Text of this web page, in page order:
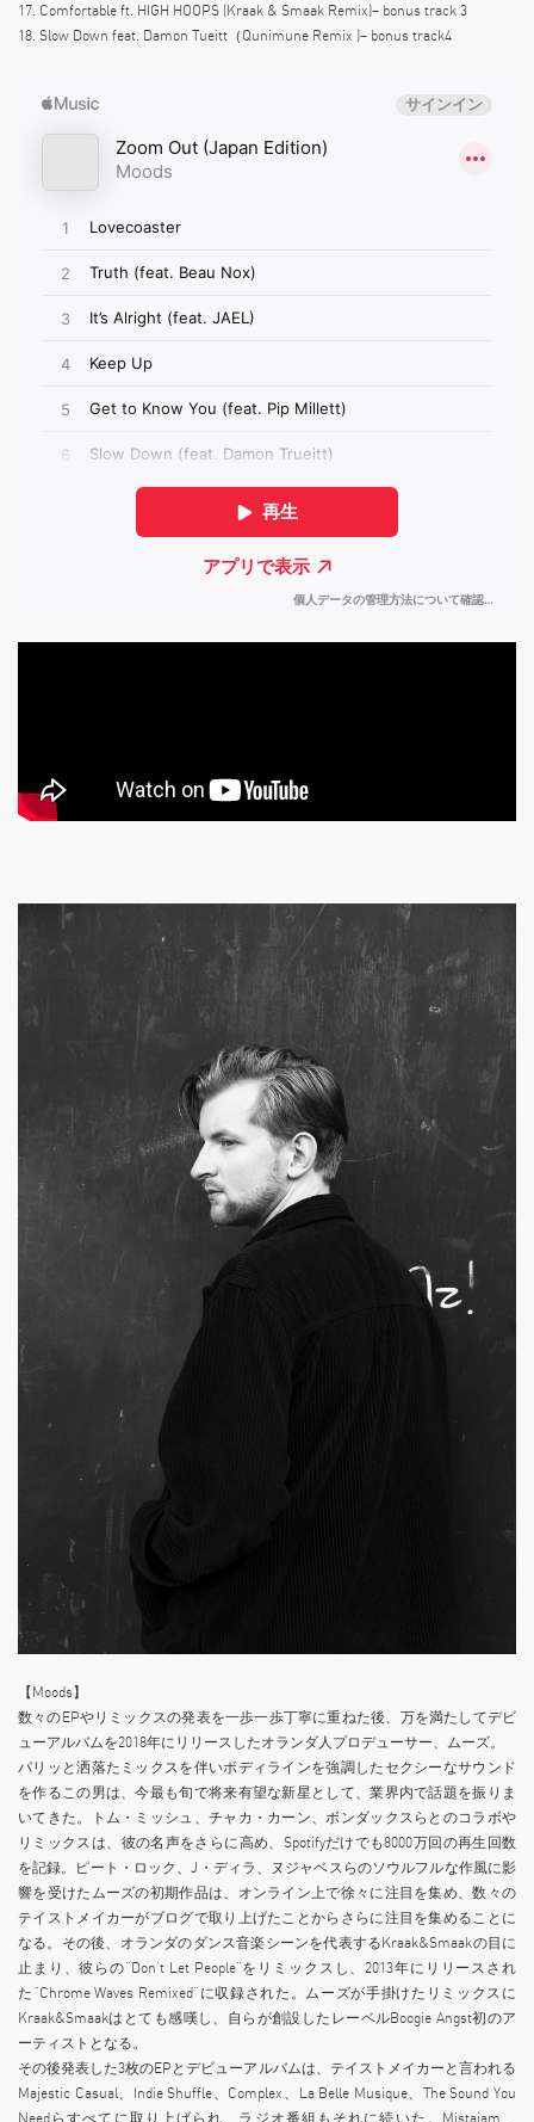
17. Comfortable ft. HIGH HOOPS (Kraak & Smaak Remix)– bonus track 3
18. Slow Down feat. Damon Tueitt（Qunimune Remix )– bonus track4
【Moods】
数々のEPやリミックスの発表を一歩一歩丁寧に重ねた後、万を満たしてデビ
ューアルバムを2018年にリリースしたオランダ人プロデューサー、ムーズ。
パリッと洒落たミックスを伴いボディラインを強調したセクシーなサウンド
を作るこの男は、今最も旬で将来有望な新星として、業界内で話題を振りま
いてきた。トム・ミッシュ、チャカ・カーン、ボンダックスらとのコラボや
リミックスは、彼の名声をさらに高め、Spotifyだけでも8000万回の再生回数
を記録。ピート・ロック、J・ディラ、ヌジャベスらのソウルフルな作風に影
響を受けたムーズの初期作品は、オンライン上で徐々に注目を集め、数々の
テイストメイカーがブログで取り上げたことからさらに注目を集めることに
なる。その後、オランダのダンス音楽シーンを代表するKraak&Smaakの目に
止まり、彼らの”Don’t Let People”をリミックスし、2013年にリリースされ
た”Chrome Waves Remixed”に収録された。ムーズが手掛けたリミックスに
Kraak&Smaakはとても感嘆し、自らが創設したレーベルBoogie Angst初のア
ーティストとなる。
その後発表した3枚のEPとデビューアルバムは、テイストメイカーと言われる
Majestic Casual、Indie Shuffle、Complex、La Belle Musique、The Sound You
Needらすべてに取り上げられ、ラジオ番組もそれに続いた。Mistajam、